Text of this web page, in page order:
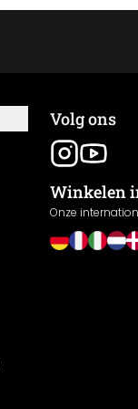
Volg ons
Winkelen
Onze